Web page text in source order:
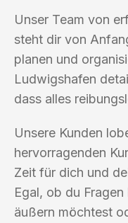
Unser Team von
steht dir von
planen und
Ludwigshafen
dass alles
Unsere Kunden
hervorragenden
Zeit für dich und
Egal, ob du
äußern möchtest